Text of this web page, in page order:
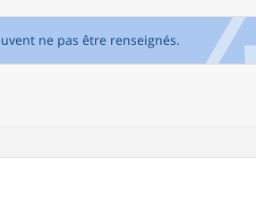
ne pas être renseignés.